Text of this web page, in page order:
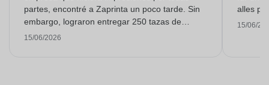
partes, encontré a Zaprinta un poco tarde. Sin
embargo, lograron entregar 250 tazas de
esmalte con una impresión excelente a tiempo.
15/06/2026
alles
15/06/